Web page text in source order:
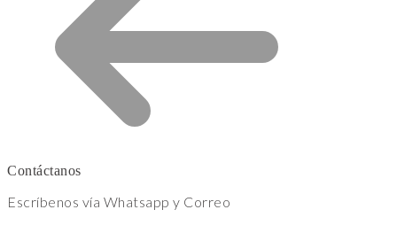
Contáctanos
Escríbenos vía Whatsapp y Correo